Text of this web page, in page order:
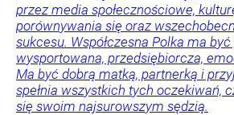
przez media społecznościowe,
porównywania się oraz
sukcesu. Współczesna Polka ma
wysportowana, przedsiębiorcza,
Ma być dobrą matką, partnerką i
spełnia wszystkich tych oczekiwań,
się swoim najsurowszym sędzią.